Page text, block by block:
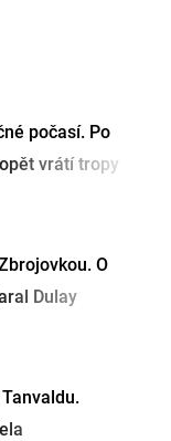
počasí. Po
vrátí tropy
O
Dulay